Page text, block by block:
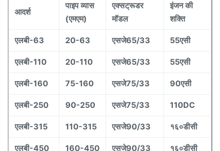
आदर्श
पाइप व्यास
(एमएम)
एक्सट्रूडर
मॉडल
इंजन की
शक्ति
एलबी-63 20-63 एसजे65/33 55एसी
एलबी-110 20-110 एसजे65/33 55एसी
एलबी-160 75-160 एसजे75/33 90एसी
एलबी-250 90-250 एसजे75/33 110DC
एलबी-315 110-315 एसजे90/33 १६०डीसी
एलबी-450 160-450 एसजे90/33 १६०डीसी